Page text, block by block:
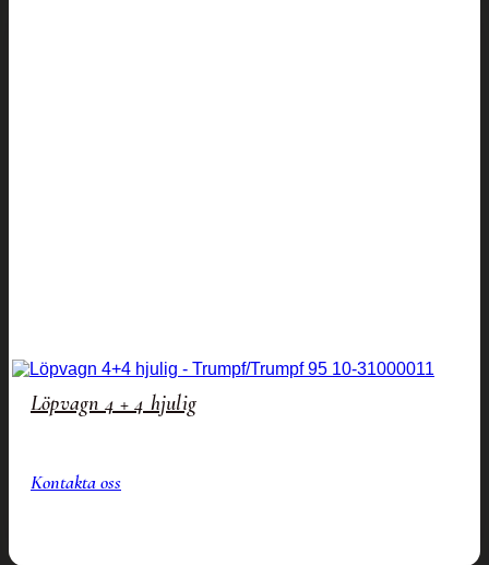
Löpvagn 4 + 4 hjulig
Kontakta oss